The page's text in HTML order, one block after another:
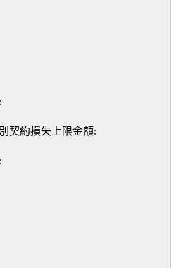
契約損失上限金額: